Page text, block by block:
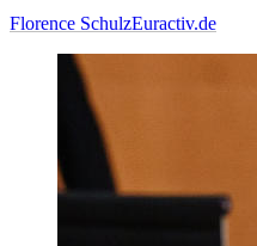
Florence SchulzEuractiv.de